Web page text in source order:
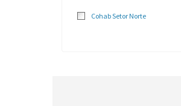
Cohab Setor Norte